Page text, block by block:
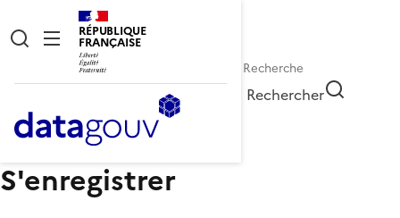
RÉPUBLIQUE
FRANÇAISE
Rechercher
S'enregistrer